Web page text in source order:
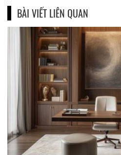
BÀI VIẾT LIÊN QUAN